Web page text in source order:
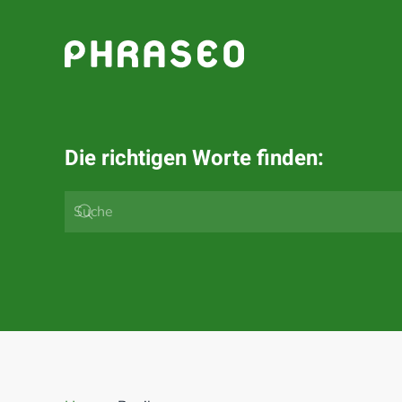
Zum Hauptinhalt springen
Die richtigen Worte finden: